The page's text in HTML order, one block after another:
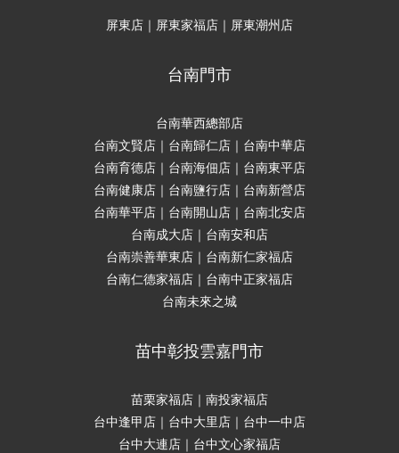
屏東店｜屏東家福店｜屏東潮州店
台南門市
台南華西總部店
台南文賢店｜台南歸仁店｜台南中華店
台南育德店｜台南海佃店｜台南東平店
台南健康店｜台南鹽行店｜台南新營店
台南華平店｜台南開山店｜台南北安店
台南成大店｜台南安和店
台南崇善華東店｜台南新仁家福店
台南仁德家福店｜台南中正家福店
台南未來之城
苗中彰投雲嘉門市
苗栗家福店｜南投家福店
台中逢甲店｜台中大里店｜台中一中店
台中大連店｜台中文心家福店